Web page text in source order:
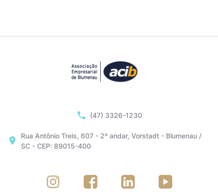
(47) 3326-1230
Rua Antônio Treis, 607 - 2º andar, Vorstadt - Blumenau /
SC - CEP: 89015-400